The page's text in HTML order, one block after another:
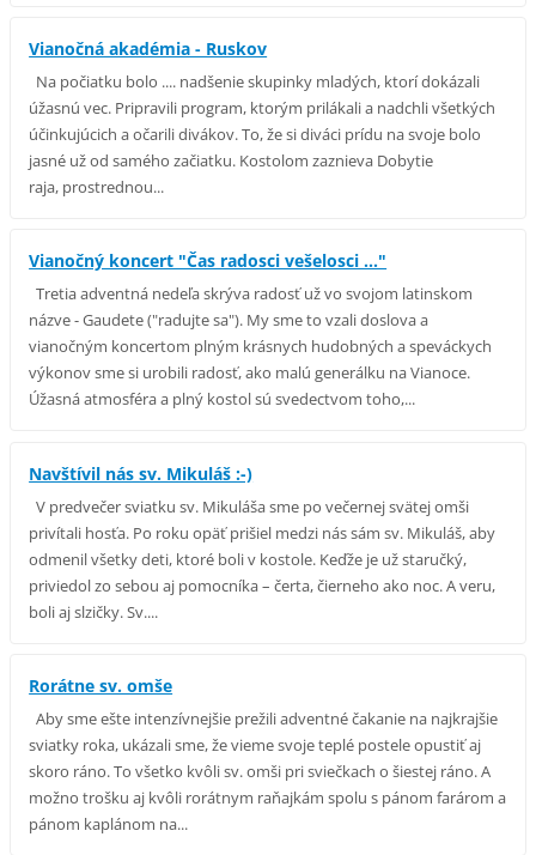
Vianočná akadémia - Ruskov
Na počiatku bolo .... nadšenie skupinky mladých, ktorí dokázali
úžasnú vec. Pripravili program, ktorým prilákali a nadchli všetkých
účinkujúcich a očarili divákov. To, že si diváci prídu na svoje bolo
jasné už od samého začiatku. Kostolom zaznieva Dobytie
raja, prostrednou...
Vianočný koncert "Čas radosci vešelosci ..."
Tretia adventná nedeľa skrýva radosť už vo svojom latinskom
názve - Gaudete ("radujte sa"). My sme to vzali doslova a
vianočným koncertom plným krásnych hudobných a speváckych
výkonov sme si urobili radosť, ako malú generálku na Vianoce.
Úžasná atmosféra a plný kostol sú svedectvom toho,...
Navštívil nás sv. Mikuláš :-)
V predvečer sviatku sv. Mikuláša sme po večernej svätej omši
privítali hosťa. Po roku opäť prišiel medzi nás sám sv. Mikuláš, aby
odmenil všetky deti, ktoré boli v kostole. Keďže je už staručký,
priviedol zo sebou aj pomocníka – čerta, čierneho ako noc. A veru,
boli aj slzičky. Sv....
Rorátne sv. omše
Aby sme ešte intenzívnejšie prežili adventné čakanie na najkrajšie
sviatky roka, ukázali sme, že vieme svoje teplé postele opustiť aj
skoro ráno. To všetko kvôli sv. omši pri sviečkach o šiestej ráno. A
možno trošku aj kvôli rorátnym raňajkám spolu s pánom farárom a
pánom kaplánom na...